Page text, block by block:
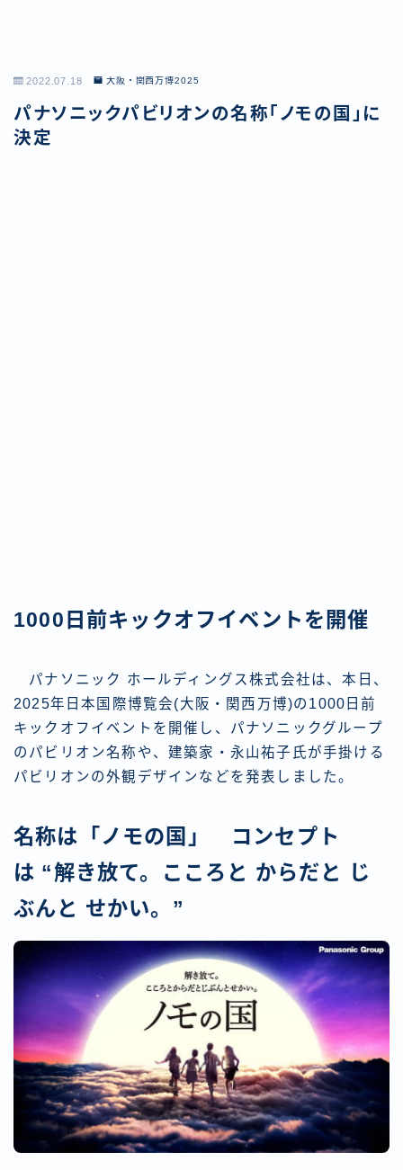
2022.07.18 大阪・関西万博2025
パナソニックパビリオンの名称「ノモの国」に
決定
1000日前キックオフイベントを開催
パナソニック ホールディングス株式会社は、本日、
2025年日本国際博覧会(大阪・関西万博)の1000日前
キックオフイベントを開催し、パナソニックグループ
のパビリオン名称や、建築家・永山祐子氏が手掛ける
パビリオンの外観デザインなどを発表しました。
名称は「ノモの国」 コンセプト
は “解き放て。こころと からだと じ
ぶんと せかい。”